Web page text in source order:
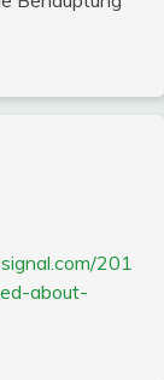
201
about-